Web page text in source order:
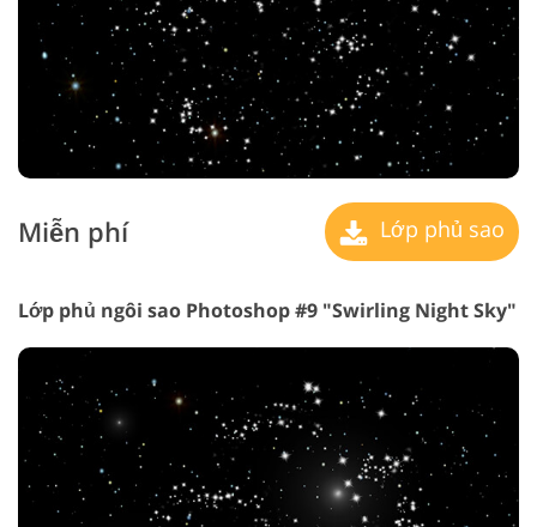
Miễn phí Lớp phủ sao
Lớp phủ ngôi sao Photoshop #9 "Swirling Night Sky"